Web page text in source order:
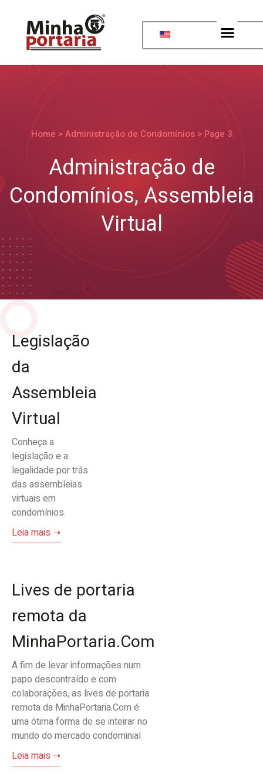
Home >Administração de Condomínios > Page 3
Administração de
Condomínios, Assembleia
Virtual
Legislação
da
Assembleia
Virtual
Conheça a
legislação e a
legalidade por trás
das assembleias
virtuais em
condomínios.
Leia mais ➝
Lives de portaria
remota da
MinhaPortaria.Com
A fim de levar informações num
papo descontraído e com
colaborações, as lives de portaria
remota da MinhaPortaria.Com é
uma ótima forma de se inteirar no
mundo do mercado condominial
Leia mais ➝